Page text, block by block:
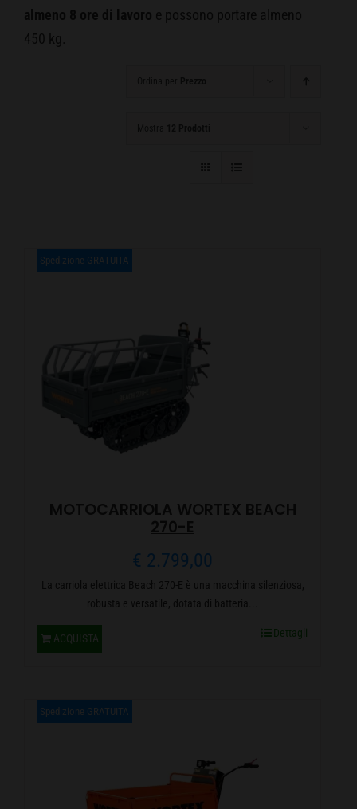
almeno 8 ore di lavoro e possono portare almeno
450 kg.
Spedizione GRATUITA
MOTOCARRIOLA WORTEX BEACH
270-E
€ 2.799,00
La carriola elettrica Beach 270-E è una macchina silenziosa,
robusta e versatile, dotata di batteria...
ACQUISTA Dettagli
Spedizione GRATUITA